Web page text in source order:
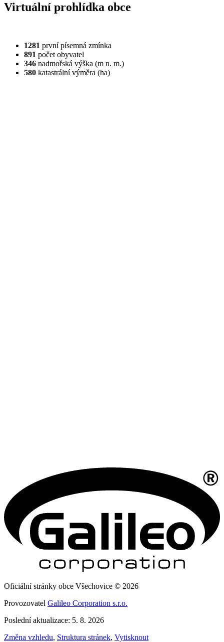
Virtuální prohlídka obce
1281 první písemná zmínka
891 počet obyvatel
346 nadmořská výška (m n. m.)
580 katastrální výměra (ha)
Oficiální stránky obce Všechovice © 2026
Provozovatel Galileo Corporation s.r.o.
Poslední aktualizace: 5. 8. 2026
Změna vzhledu, Struktura stránek, Vytisknout